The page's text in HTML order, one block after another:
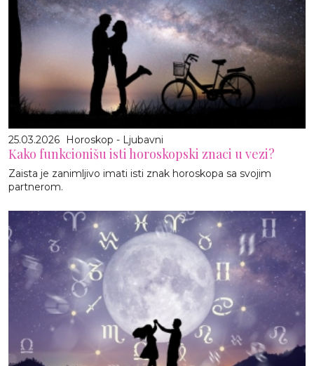
25.03.2026 Horoskop - Ljubavni
Kako funkcionišu isti horoskopski znaci u vezi?
Zaista je zanimljivo imati isti znak horoskopa sa svojim
partnerom.